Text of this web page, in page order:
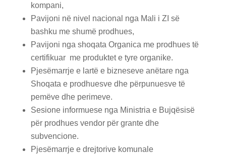
kompani,
Pavijoni në nivel nacional nga Mali i ZI së
bashku me shumë prodhues,
Pavijoni nga shoqata Organica me prodhues të
certifikuar me produktet e tyre organike.
Pjesëmarrje e lartë e bizneseve anëtare nga
Shoqata e prodhuesve dhe përpunuesve të
pemëve dhe perimeve.
Sesione informuese nga Ministria e Bujqësisë
për prodhues vendor për grante dhe
subvencione.
Pjesëmarrje e drejtorive komunale